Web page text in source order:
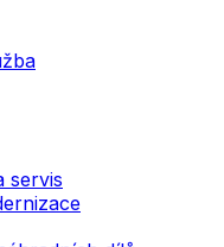
servis